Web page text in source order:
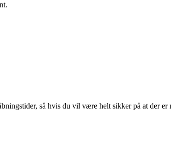
så hvis du vil være helt sikker på at der